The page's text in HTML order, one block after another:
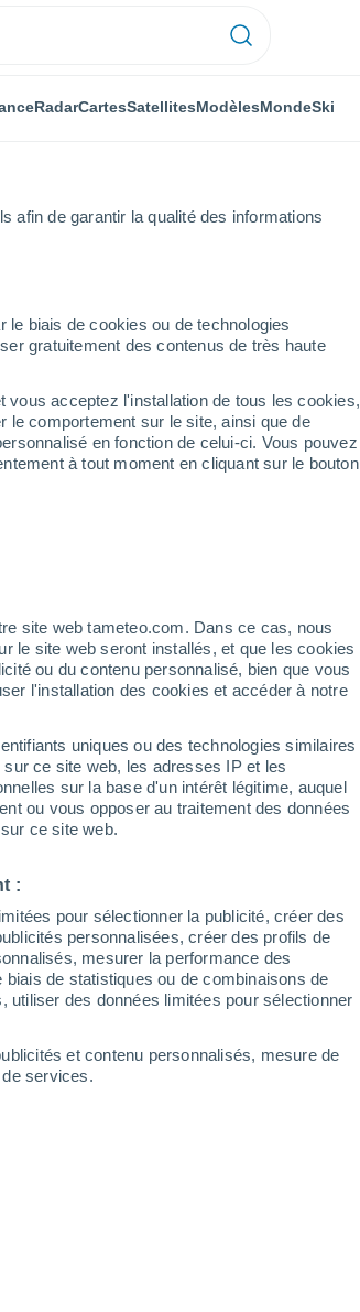
afin de garantir la qualité des informations
le biais de cookies ou de technologies
gratuitement des contenus de très haute
vous acceptez l'installation de tous les cookies,
le comportement sur le site, ainsi que de
en fonction de celui-ci. Vous pouvez
à tout moment en cliquant sur le bouton
site web tameteo.com. Dans ce cas, nous
le site web seront installés, et que les cookies
ou du contenu personnalisé, bien que vous
l'installation des cookies et accéder à notre
uniques ou des technologies similaires
ce site web, les adresses IP et les
sur la base d'un intérêt légitime, auquel
ou vous opposer au traitement des données
sur ce site web.
:
pour sélectionner la publicité, créer des
personnalisées, créer des profils de
mesurer la performance des
de statistiques ou de combinaisons de
des données limitées pour sélectionner
et contenu personnalisés, mesure de
services.
RadarCartesSatellitesModèlesMondeSki
Demain
8 Août
Dimanche
9 Août
de la neige
de neige au sommet -
à la base
au sommet